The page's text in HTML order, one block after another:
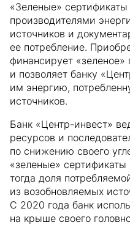
«Зеленые»
производителями
источников и
ее потребление.
финансирует «зеленое»
и позволяет банку
им энергию,
источников.
Банк «Центр-инвест»
ресурсов и
по снижению своего
«зеленые»
тогда доля
из возобновляемых
С 2020 года банк
на крыше своего